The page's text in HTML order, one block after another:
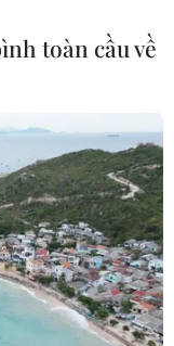
toàn cầu về